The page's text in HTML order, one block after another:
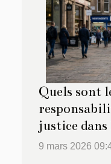
Quels sont
justice dans
9 mars 2026